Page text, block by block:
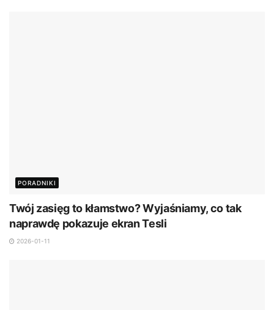
PORADNIKI
Twój zasięg to kłamstwo? Wyjaśniamy, co tak
naprawdę pokazuje ekran Tesli
2026-01-11